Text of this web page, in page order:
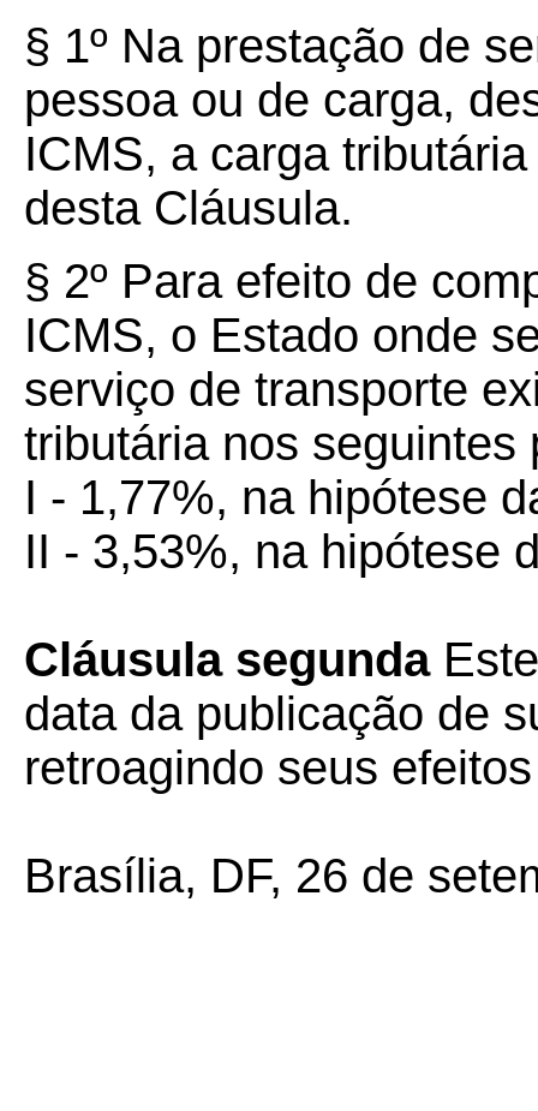
§ 1º Na prestação de
pessoa ou de carga,
ICMS, a carga
desta Cláusula.
§ 2º Para efeito de
ICMS, o Estado onde
serviço de transporte
tributária nos seguintes
I - 1,77%, na hipótese
II - 3,53%, na hipótese
Cláusula segunda
data da publicação de
retroagindo seus
Brasília, DF, 26 de